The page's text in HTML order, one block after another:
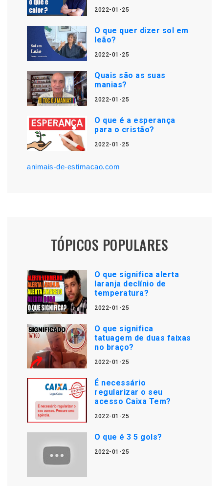
2022-01-25
O que quer dizer sol em
leão?
2022-01-25
Quais são as suas
manias?
2022-01-25
O que é a esperança
para o cristão?
2022-01-25
animais-de-estimacao.com
TÓPICOS POPULARES
O que significa alerta
laranja declínio de
temperatura?
2022-01-25
O que significa
tatuagem de duas faixas
no braço?
2022-01-25
É necessário
regularizar o seu
acesso Caixa Tem?
2022-01-25
O que é 3 5 gols?
2022-01-25